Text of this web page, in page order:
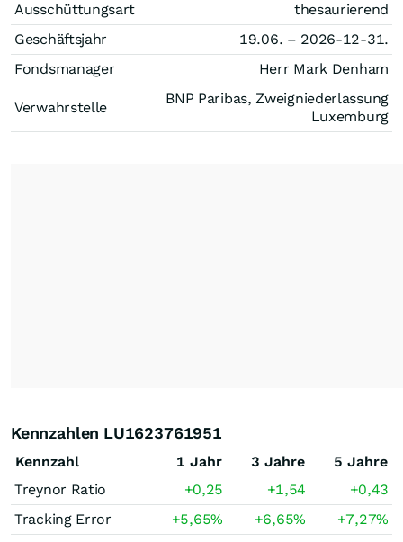
Ausschüttungsart
thesaurierend
Geschäftsjahr
19.06. – 2026-12-31.
Fondsmanager
Herr Mark Denham
Verwahrstelle
BNP Paribas, Zweigniederlassung
Luxemburg
Kennzahlen LU1623761951
Kennzahl 1 Jahr 3 Jahre
5 Jahre
Treynor Ratio
+0,25 +1,54
+0,43
Tracking Error
+5,65% +6,65% +7,27%